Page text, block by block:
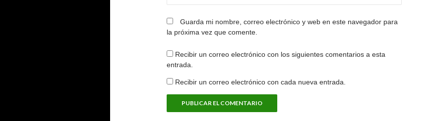
Guarda mi nombre, correo electrónico y web en este navegador para
la próxima vez que comente.
Recibir un correo electrónico con los siguientes comentarios a esta
entrada.
Recibir un correo electrónico con cada nueva entrada.